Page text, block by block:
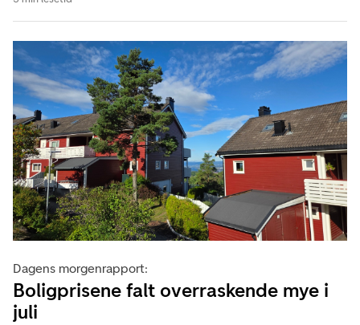
Dagens morgenrapport:
Boligprisene falt overraskende mye i
juli